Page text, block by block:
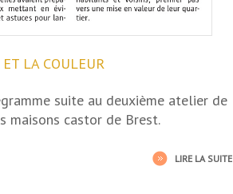
ET LA COULEUR
suite au deuxième atelier de
maisons castor de Brest.
LIRE LA SUITE